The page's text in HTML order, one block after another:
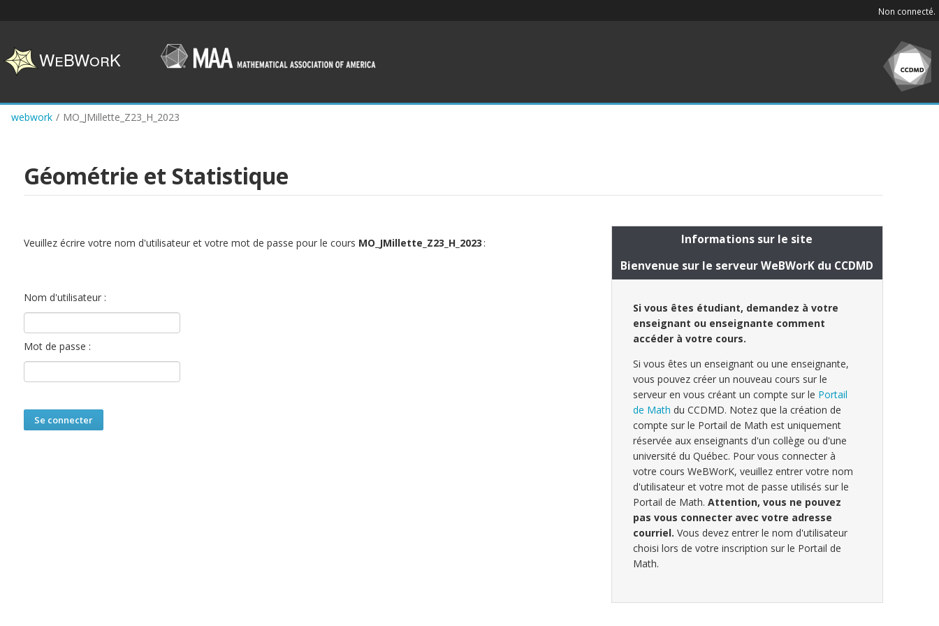
content
Non connecté.
webwork / MO_JMillette_Z23_H_2023
Géométrie et Statistique
Veuillez écrire votre nom d'utilisateur et votre mot de passe pour le cours MO_JMillette_Z23_H_2023 :
Nom d'utilisateur :
Mot de passe :
Informations sur le site
Bienvenue sur le serveur WeBWorK du CCDMD
Si vous êtes étudiant, demandez à votre
enseignant ou enseignante comment
accéder à votre cours.
Si vous êtes un enseignant ou une enseignante,
vous pouvez créer un nouveau cours sur le
serveur en vous créant un compte sur le Portail
de Math du CCDMD. Notez que la création de
compte sur le Portail de Math est uniquement
réservée aux enseignants d'un collège ou d'une
université du Québec. Pour vous connecter à
votre cours WeBWorK, veuillez entrer votre nom
d'utilisateur et votre mot de passe utilisés sur le
Portail de Math. Attention, vous ne pouvez
pas vous connecter avec votre adresse
courriel. Vous devez entrer le nom d'utilisateur
choisi lors de votre inscription sur le Portail de
Math.